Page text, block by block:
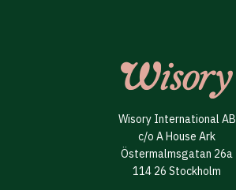
Wisory International AB
c/o A House Ark
Östermalmsgatan 26a
114 26 Stockholm